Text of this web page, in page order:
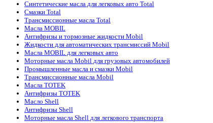
Синтетические масла для легковых авто Total
Смазки Total
Трансмиссионные масла Total
Масла MOBIL
Антифризы и тормозные жидкости Mobil
Жидкости для автоматических трансмиссий Mobil
Масла MOBIL для легковых авто
Моторные масла Mobil для грузовых автомобилей
Промышленные масла и смазки Mobil
Трансмиссионные масла Mobil
Масла TOTEK
Антифризы TOTEK
Масло Shell
Антифризы Shell
Моторные масла Shell для легкового транспорта